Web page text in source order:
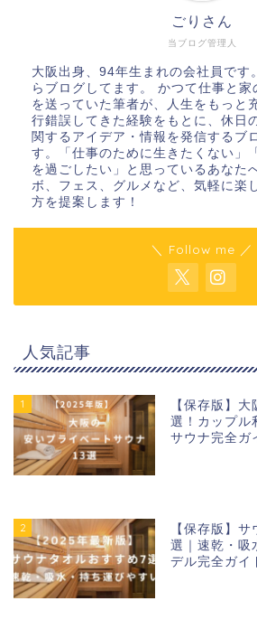
当ブログ管理人
ごりさん
大阪出身、94年生まれの会社員です
らブログしてます。 かつて仕事と家
を送っていた筆者が、人生をもっと
行錯誤してきた経験をもとに、休日
関するアイデア・情報を発信するブ
す。「仕事のために生きたくない」
を過ごしたい」と思っているあなた
ボ、フェス、グルメなど、気軽に楽
方を提案します！
＼ Follow me ／
人気記事
1
【保存版】
選！カップル
サウナ完全ガ
2
【保存版】
選｜速乾・吸
デル完全ガイ